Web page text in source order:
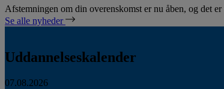
Afstemningen om din overenskomst er nu åben, og det
Se alle nyheder
Uddannelseskalender
07.08.2026